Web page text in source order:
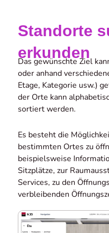
Standorte
erkunden
Das gewünschte Ziel
oder anhand
Etage, Kategorie usw.)
der Orte kann
sortiert werden.
Es besteht die
bestimmten Ortes zu
beispielsweise
Sitzplätze, zur
Services, zu den
verbleibenden